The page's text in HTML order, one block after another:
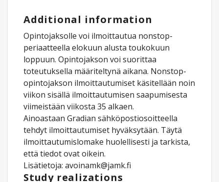
Additional information
Opintojaksolle voi ilmoittautua nonstop-
periaatteella elokuun alusta toukokuun
loppuun. Opintojakson voi suorittaa
toteutuksella määriteltynä aikana. Nonstop-
opintojakson ilmoittautumiset käsitellään noin
viikon sisällä ilmoittautumisen saapumisesta
viimeistään viikosta 35 alkaen.
Ainoastaan Gradian sähköpostiosoitteella
tehdyt ilmoittautumiset hyväksytään. Täytä
ilmoittautumislomake huolellisesti ja tarkista,
että tiedot ovat oikein.
Lisätietoja: avoinamk@jamk.fi
Study realizations